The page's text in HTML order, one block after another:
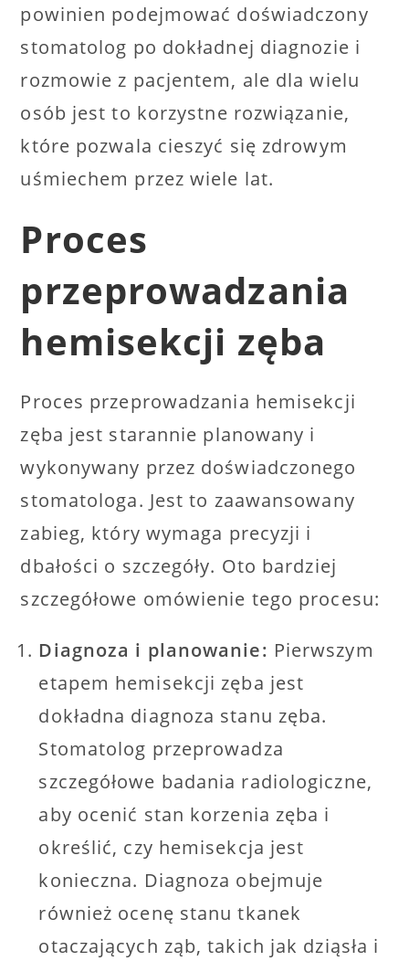
powinien podejmować doświadczony
stomatolog po dokładnej diagnozie i
rozmowie z pacjentem, ale dla wielu
osób jest to korzystne rozwiązanie,
które pozwala cieszyć się zdrowym
uśmiechem przez wiele lat.
Proces
przeprowadzania
hemisekcji zęba
Proces przeprowadzania hemisekcji
zęba jest starannie planowany i
wykonywany przez doświadczonego
stomatologa. Jest to zaawansowany
zabieg, który wymaga precyzji i
dbałości o szczegóły. Oto bardziej
szczegółowe omówienie tego procesu:
Diagnoza i planowanie: Pierwszym
etapem hemisekcji zęba jest
dokładna diagnoza stanu zęba.
Stomatolog przeprowadza
szczegółowe badania radiologiczne,
aby ocenić stan korzenia zęba i
określić, czy hemisekcja jest
konieczna. Diagnoza obejmuje
również ocenę stanu tkanek
otaczających ząb, takich jak dziąsła i